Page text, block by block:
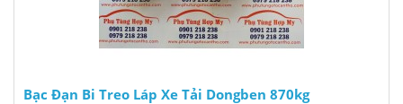
Bạc Đạn Bi Treo Láp Xe Tải Dongben 870kg